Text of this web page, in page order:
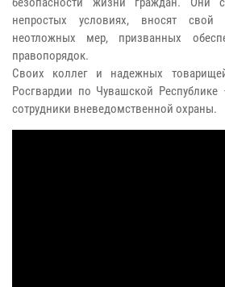
непростых условиях, вносят
неотложных мер, призванных
правопорядок.
Своих коллег и надежных
Росгвардии по Чувашской
сотрудники вневедомственной охраны.